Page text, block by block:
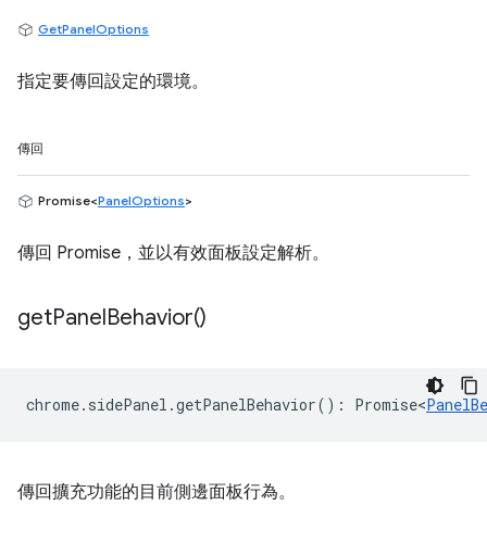
GetPanelOptions
指定要傳回設定的環境。
傳回
Promise<PanelOptions>
傳回 Promise，並以有效面板設定解析。
getPanelBehavior()
chrome. sidePanel .getPanelBehavior() : Promise<
傳回擴充功能的目前側邊面板行為。